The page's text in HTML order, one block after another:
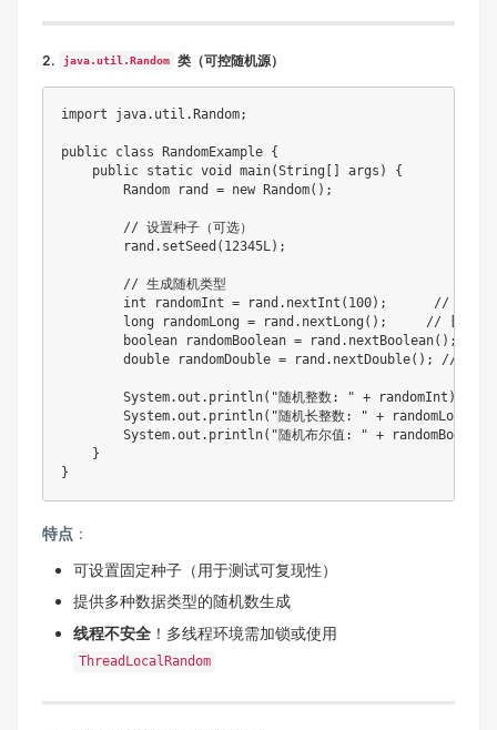
2. java.util.Random 类（可控随机源）
import java. util .Random;
public class RandomExample {
public static void main(String [ ] args )
{
Random rand = new Random( ) ;
// 设置种子（可选）
        rand
. setSeed ( 12345L ) ;
// 生成随机类型
int randomInt = rand . nextInt ( 100) ;
// [0,
long randomLong = rand . nextLong ( ) ;
// [-
boolean randomBoolean = rand . nextBoolean( ) ;
double randomDouble = rand . nextDouble( ) ; //
System.out . println( "随机整数: " + randomInt )
System.out . println( "随机长整数: " + randomLong
System.out . println( "随机布尔值: " + randomBoolean
}
}
特点 ：
可设置固定种子（用于测试可复现性）
提供多种数据类型的随机数生成
线程不安全 ！多线程环境需加锁或使用
ThreadLocalRandom